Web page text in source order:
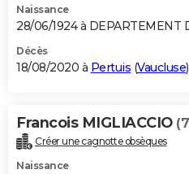
Naissance
28/06/1924 à DEPARTEMENT
Décès
18/08/2020 à Pertuis (Vaucluse)
Francois MIGLIACCIO
Créer une cagnotte obsèques
Naissance